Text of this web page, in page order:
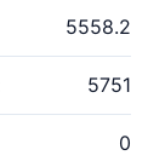
5558.2
5751
0